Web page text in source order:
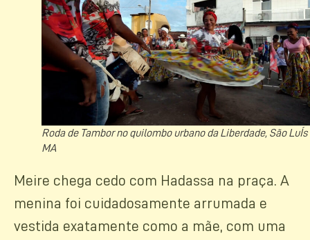
Roda de Tambor no quilombo urbano da Liberdade, São LuÍs
MA
Meire chega cedo com Hadassa na praça. A
menina foi cuidadosamente arrumada e
vestida exatamente como a mãe, com uma